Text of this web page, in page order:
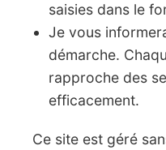
saisies dans le
Je vous
démarche.
rapproche des
efficacement.
Ce site est géré